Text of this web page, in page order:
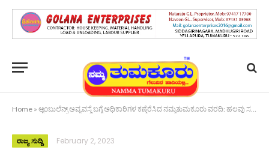
Home » ಆ್ಯಂಬುಲೆನ್ಸ್ ಅವ್ಯವಸ್ಥೆ ಬಗ್ಗೆ ಅಧಿಕಾರಿಗಳ ಕಣ್ತೆರೆಸಿದ ನಮ್ಮತುಮಕೂರು ವರದಿ: ಹಲವು ಸಮಯದ ಸಮಸ್ಯೆಗೆ ಮುಕ್ತಿ
ರಾಜ್ಯ ಸುದ್ದಿ February 2, 2023